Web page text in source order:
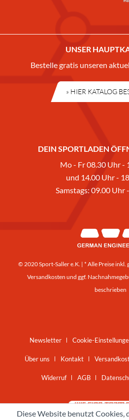
UNSER
Bestelle gratis unseren
» HIER KATALOG
DEIN SPORTLADEN
Mo - Fr 08.30 Uhr -
und 14.00 Uhr -
Samstags: 09.00 Uhr
© 2020 Sport-Saller e.K. | * Alle Preise
Versandkosten und ggf.
beschrieben
Newsletter Cookie-
Über uns Kontakt
Widerruf AGB
Diese Website benutzt Cookies,